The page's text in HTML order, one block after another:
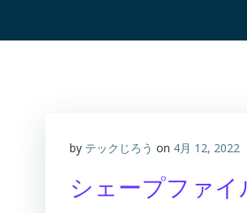
by テックじろう on 4月 12, 2022
シェープファ